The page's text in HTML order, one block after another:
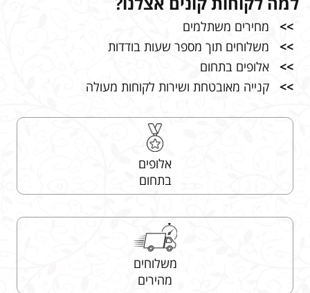
>>
מחירים משתלמים
>>
משלוחים תוך מספר שעות בודדות
>>
אלופים בתחום
>>
קנייה מאובטחת ושירות לקוחות מעולה
אלופים
בתחום
משלוחים
מהירים